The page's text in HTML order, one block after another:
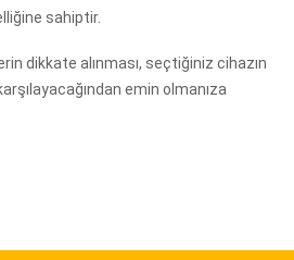
sahiptir.
dikkate alınması, seçtiğiniz cihazın
emin olmanıza